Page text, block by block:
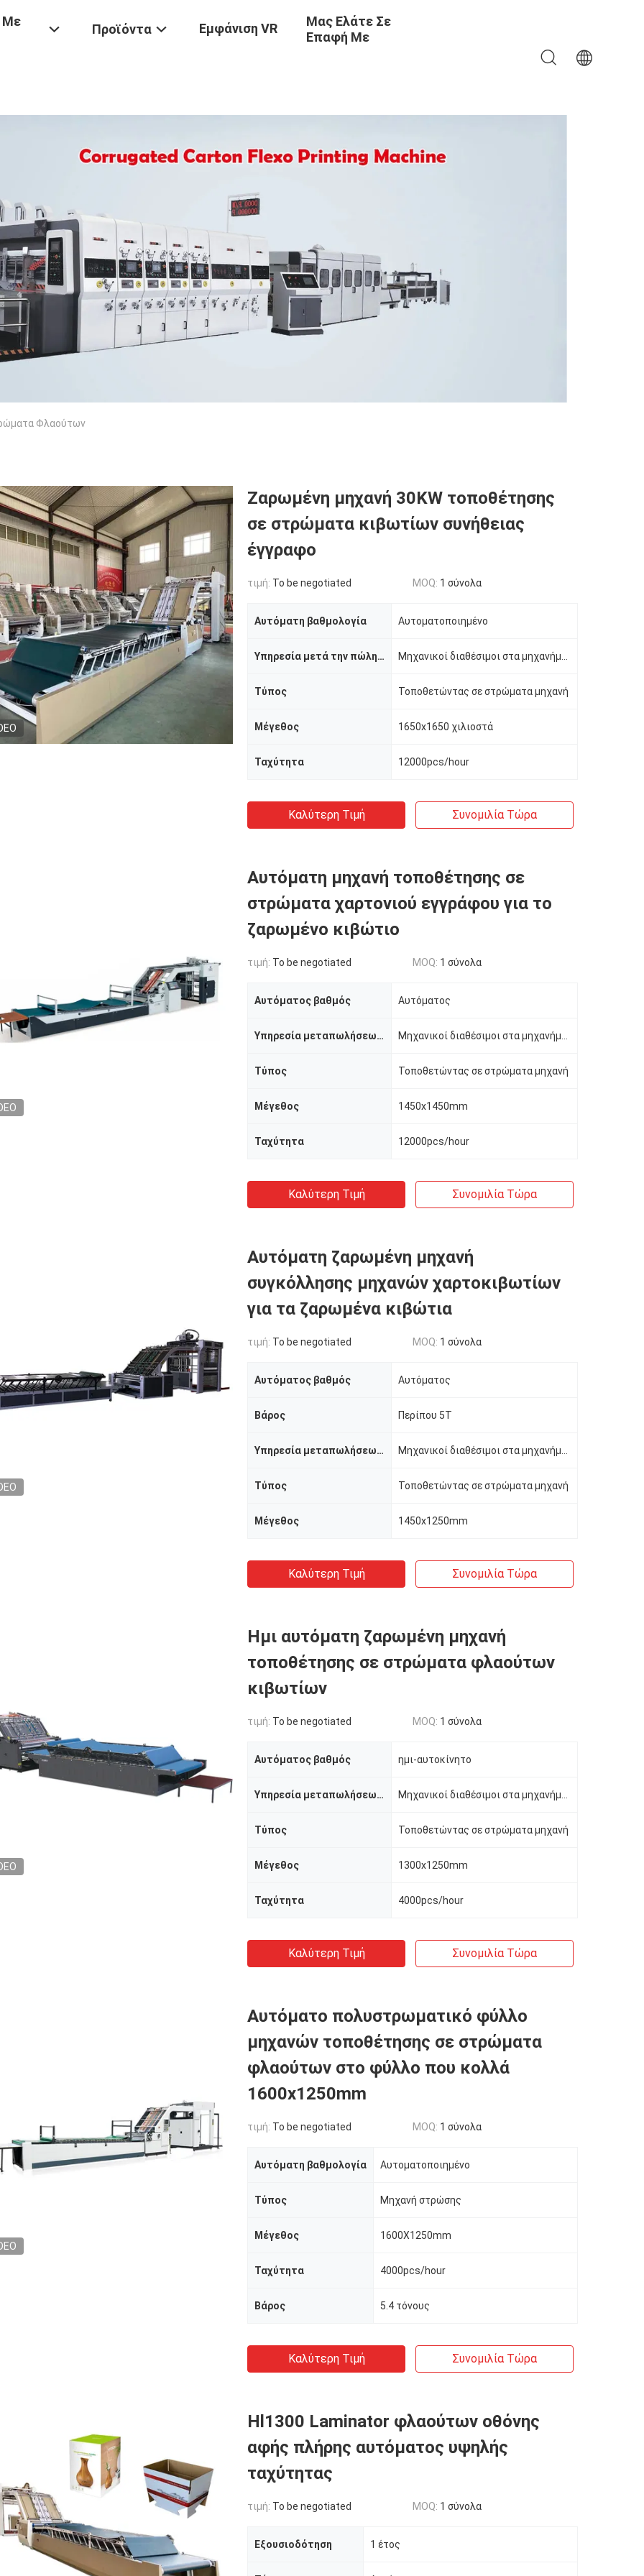
Με
Προϊόντα Εμφάνιση VR
Μας Ελάτε Σε
Επαφή Με
Φλαούτων
Ζαρωμένη μηχανή 30KW τοποθέτησης
σε στρώματα κιβωτίων συνήθειας
έγγραφο
τιμή: To be negotiated MOQ: 1 σύνολα
Αυτόματη βαθμολογία Αυτοματοποιημένο
Υπηρεσία μετά την πώληση
Τύπος Τοποθετώντας σε στρώματα μηχανή
Μέγεθος 1650x1650 χιλιοστά
Ταχύτητα 12000pcs/hour
Καλύτερη Τιμή Συνομιλία Τώρα
Αυτόματη μηχανή τοποθέτησης σε
στρώματα χαρτονιού εγγράφου για το
ζαρωμένο κιβώτιο
τιμή: To be negotiated MOQ: 1 σύνολα
Αυτόματος βαθμός Αυτόματος
Υπηρεσία μεταπωλήσεων παρεχόμενη
Τύπος Τοποθετώντας σε στρώματα μηχανή
Μέγεθος 1450x1450mm
Ταχύτητα 12000pcs/hour
Καλύτερη Τιμή Συνομιλία Τώρα
Αυτόματη ζαρωμένη μηχανή
συγκόλλησης μηχανών χαρτοκιβωτίων
για τα ζαρωμένα κιβώτια
τιμή: To be negotiated MOQ: 1 σύνολα
Αυτόματος βαθμός Αυτόματος
Βάρος Περίπου 5T
Υπηρεσία μεταπωλήσεων παρεχόμενη
Τύπος Τοποθετώντας σε στρώματα μηχανή
Μέγεθος 1450x1250mm
Καλύτερη Τιμή Συνομιλία Τώρα
Ημι αυτόματη ζαρωμένη μηχανή
τοποθέτησης σε στρώματα φλαούτων
κιβωτίων
τιμή: To be negotiated MOQ: 1 σύνολα
Αυτόματος βαθμός ημι-αυτοκίνητο
Υπηρεσία μεταπωλήσεων παρεχόμενη
Τύπος Τοποθετώντας σε στρώματα μηχανή
Μέγεθος 1300x1250mm
Ταχύτητα 4000pcs/hour
Καλύτερη Τιμή Συνομιλία Τώρα
Αυτόματο πολυστρωματικό φύλλο
μηχανών τοποθέτησης σε στρώματα
φλαούτων στο φύλλο που κολλά
1600x1250mm
τιμή: To be negotiated MOQ: 1 σύνολα
Αυτόματη βαθμολογία Αυτοματοποιημένο
Τύπος Μηχανή στρώσης
Μέγεθος 1600X1250mm
Ταχύτητα 4000pcs/hour
Βάρος 5.4 τόνους
Καλύτερη Τιμή Συνομιλία Τώρα
Hl1300 Laminator φλαούτων οθόνης
αφής πλήρης αυτόματος υψηλής
ταχύτητας
τιμή: To be negotiated MOQ: 1 σύνολα
Εξουσιοδότηση 1 έτος